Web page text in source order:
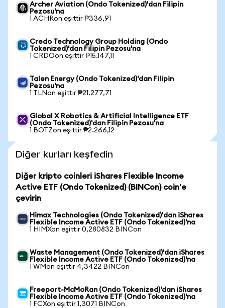
Archer Aviation (Ondo Tokenized)'dan Filipin
Pezosu'na
1 ACHRon eşittir ₱336,91
Credo Technology Group Holding (Ondo
Tokenized)'dan Filipin Pezosu'na
1 CRDOon eşittir ₱15.147,11
Talen Energy (Ondo Tokenized)'dan Filipin
Pezosu'na
1 TLNon eşittir ₱21.277,71
Global X Robotics & Artificial Intelligence ETF
(Ondo Tokenized)'dan Filipin Pezosu'na
1 BOTZon eşittir ₱2.266,12
Diğer kurları keşfedin
Diğer kripto coinleri iShares Flexible Income
Active ETF (Ondo Tokenized) (BINCon) coin'e
çevirin
Himax Technologies (Ondo Tokenized)'dan iShares
Flexible Income Active ETF (Ondo Tokenized)'na
1 HIMXon eşittir 0,280832 BINCon
Waste Management (Ondo Tokenized)'dan iShares
Flexible Income Active ETF (Ondo Tokenized)'na
1 WMon eşittir 4,3422 BINCon
Freeport-McMoRan (Ondo Tokenized)'dan iShares
Flexible Income Active ETF (Ondo Tokenized)'na
1 FCXon eşittir 1,3071 BINCon